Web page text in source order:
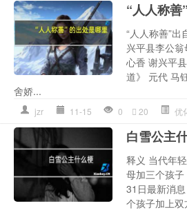
“人人称善
“人人称善”
兴平县李公翁
心香 谢兴平
道》 元代 马
舍娇...
jzr 11-15 0 20 优
白雪公主
释义 当代年
母加三个孩
31日最新消
个孩子加上